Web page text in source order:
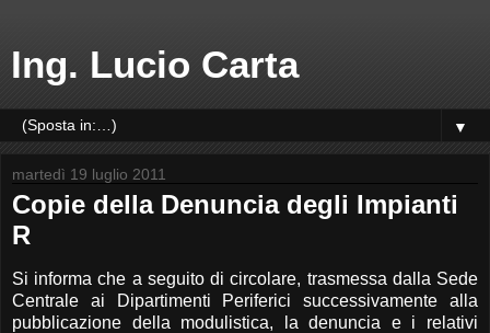
Ing. Lucio Carta
▼
martedì 19 luglio 2011
Copie della Denuncia degli Impianti
R
Si informa che a seguito di circolare, trasmessa dalla Sede
Centrale ai Dipartimenti Periferici successivamente alla
pubblicazione della modulistica, la denuncia e i relativi